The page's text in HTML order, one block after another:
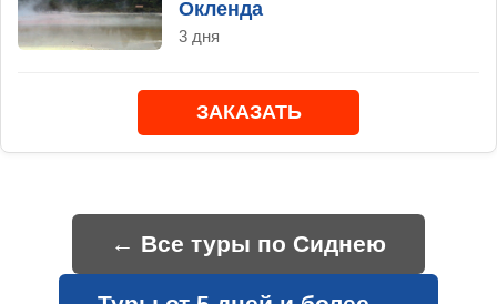
Окленда
3 дня
ЗАКАЗАТЬ
← Все туры по Сиднею